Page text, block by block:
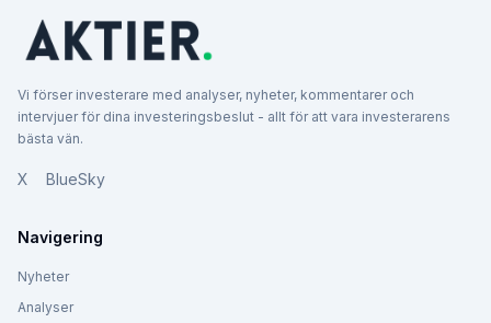
Vi förser investerare med analyser, nyheter, kommentarer och
intervjuer för dina investeringsbeslut - allt för att vara investerarens
bästa vän.
X BlueSky
Navigering
Nyheter
Analyser